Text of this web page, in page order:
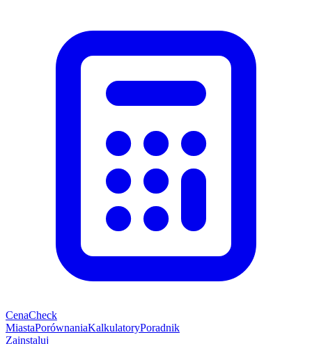
CenaCheck
MiastaPorównaniaKalkulatoryPoradnik
Zainstaluj